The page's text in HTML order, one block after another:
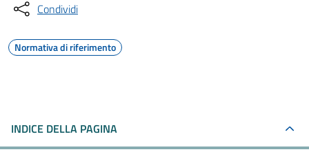
Condividi
Normativa di riferimento
INDICE DELLA PAGINA